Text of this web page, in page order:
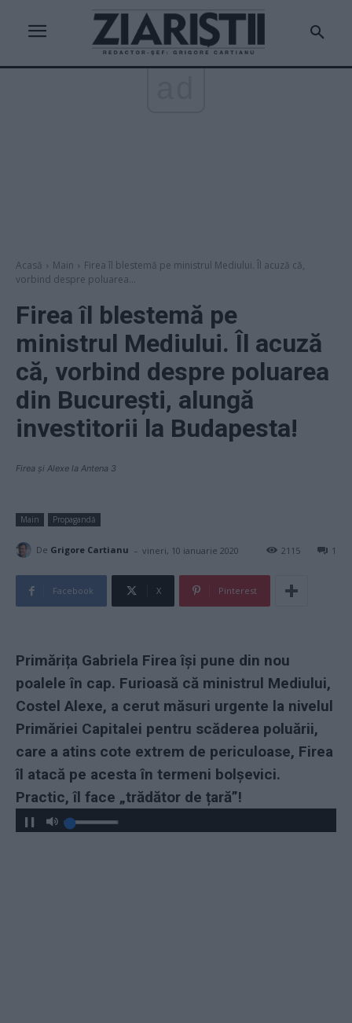
Acasă Main
Firea îl blestemă pe ministrul Mediului. Îl acuză că,
vorbind despre poluarea...
Firea îl blestemă pe
ministrul Mediului. Îl acuză
că, vorbind despre poluarea
din București, alungă
investitorii la Budapesta!
Firea și Alexe la Antena 3
Main Propagandă
De Grigore Cartianu - vineri, 10 ianuarie 2020 1
2115
Facebook X Pinterest
Primărița Gabriela Firea își pune din nou
poalele în cap. Furioasă că ministrul Mediului,
Costel Alexe, a cerut măsuri urgente la nivelul
Primăriei Capitalei pentru scăderea poluării,
care a atins cote extrem de periculoase, Firea
îl atacă pe acesta în termeni bolșevici.
Practic, îl face „trădător de țară”!